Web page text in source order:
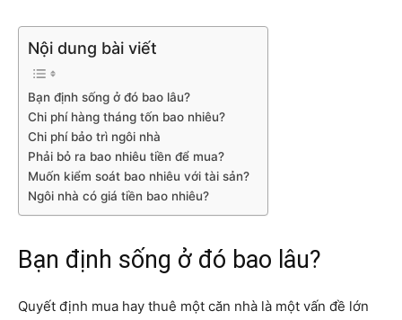
Nội dung bài viết
Bạn định sống ở đó bao lâu?
Chi phí hàng tháng tốn bao nhiêu?
Chi phí bảo trì ngôi nhà
Phải bỏ ra bao nhiêu tiền để mua?
Muốn kiểm soát bao nhiêu với tài sản?
Ngôi nhà có giá tiền bao nhiêu?
Bạn định sống ở đó bao lâu?
Quyết định mua hay thuê một căn nhà là một vấn đề lớn